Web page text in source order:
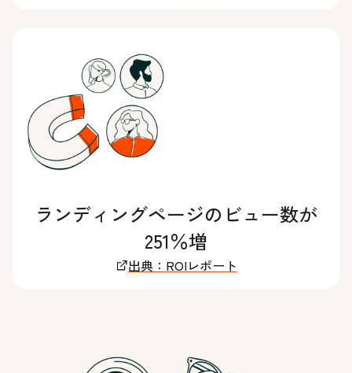
ランディングページのビュー数が
251％増
出典：ROIレポート